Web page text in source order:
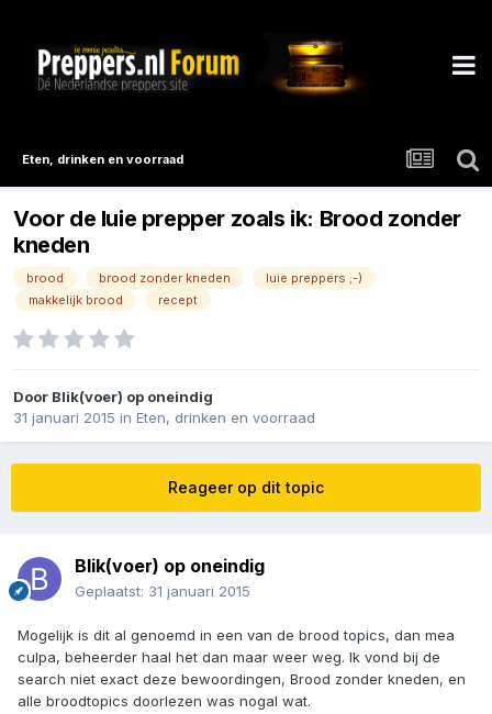
Eten, drinken en voorraad
Voor de luie prepper zoals ik: Brood zonder
kneden
brood brood zonder kneden
luie preppers ;-)
makkelijk brood
recept
Door Blik(voer) op oneindig
31 januari 2015 in Eten, drinken en voorraad
Reageer op dit topic
Blik(voer) op oneindig
Geplaatst: 31 januari 2015
Mogelijk is dit al genoemd in een van de brood topics, dan mea
culpa, beheerder haal het dan maar weer weg. Ik vond bij de
search niet exact deze bewoordingen, Brood zonder kneden, en
alle broodtopics doorlezen was nogal wat.